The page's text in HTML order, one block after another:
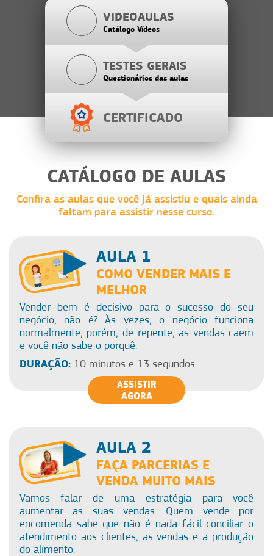
VIDEOAULAS
Catálogo Vídeos
TESTES GERAIS
Questionários das aulas
CERTIFICADO
CATÁLOGO DE AULAS
Confira as aulas que você já assistiu e quais ainda
faltam para assistir nesse curso.
AULA 1
COMO VENDER MAIS E
MELHOR
Vender bem é decisivo para o sucesso do seu
negócio, não é? Às vezes, o negócio funciona
normalmente, porém, de repente, as vendas caem
e você não sabe o porquê.
DURAÇÃO:10 minutos e 13 segundos
ASSISTIR
AGORA
AULA 2
FAÇA PARCERIAS E
VENDA MUITO MAIS
Vamos falar de uma estratégia para você
aumentar as suas vendas. Quem vende por
encomenda sabe que não é nada fácil conciliar o
atendimento aos clientes, as vendas e a produção
do alimento.